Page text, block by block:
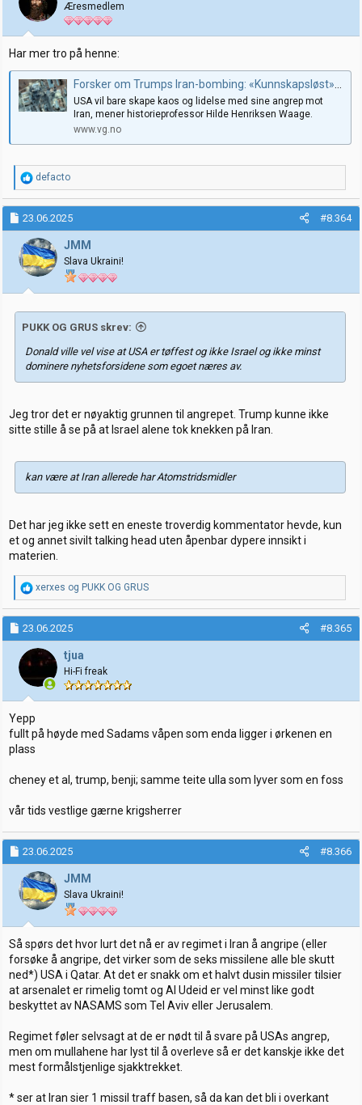
Æresmedlem
Har mer tro på henne:
Forsker om Trumps Iran-bombing: «Kunnskapsløst» å tro på regimeskifte
USA vil bare skape kaos og lidelse med sine angrep mot
Iran, mener historieprofessor Hilde Henriksen Waage.
www.vg.no
R
e
a
k
s
j
o
n
e
r
defacto
23.06.2025 #8.364
JMM
Slava Ukraini!
PUKK OG GRUS skrev:
Donald ville vel vise at USA er tøffest og ikke Israel og ikke minst
dominere nyhetsforsidene som egoet næres av.
Jeg tror det er nøyaktig grunnen til angrepet. Trump kunne ikke
sitte stille å se på at Israel alene tok knekken på Iran.
kan være at Iran allerede har Atomstridsmidler
Det har jeg ikke sett en eneste troverdig kommentator hevde, kun
et og annet sivilt talking head uten åpenbar dypere innsikt i
materien.
R
e
a
k
s
j
o
n
e
r
xerxes og PUKK OG GRUS
23.06.2025 #8.365
tjua
Hi-Fi freak
Yepp
fullt på høyde med Sadams våpen som enda ligger i ørkenen en
plass
cheney et al, trump, benji; samme teite ulla som lyver som en foss
vår tids vestlige gærne krigsherrer
23.06.2025 #8.366
JMM
Slava Ukraini!
Så spørs det hvor lurt det nå er av regimet i Iran å angripe (eller
forsøke å angripe, det virker som de seks missilene alle ble skutt
ned*) USA i Qatar. At det er snakk om et halvt dusin missiler tilsier
at arsenalet er rimelig tomt og Al Udeid er vel minst like godt
beskyttet av NASAMS som Tel Aviv eller Jerusalem.
Regimet føler selvsagt at de er nødt til å svare på USAs angrep,
men om mullahene har lyst til å overleve så er det kanskje ikke det
mest formålstjenlige sjakktrekket.
* ser at Iran sier 1 missil traff basen, så da kan det bli i overkant